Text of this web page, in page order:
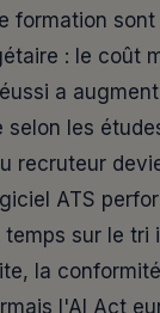
formation
: le coût
a
selon les
recruteur
ATS
sur le tri
la
l'AI Act